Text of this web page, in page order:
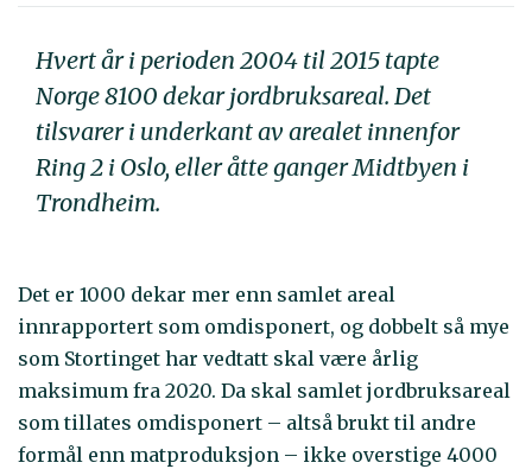
Hvert år i perioden 2004 til 2015 tapte
Norge 8100 dekar jordbruksareal. Det
tilsvarer i underkant av arealet innenfor
Ring 2 i Oslo, eller åtte ganger Midtbyen i
Trondheim.
Det er 1000 dekar mer enn samlet areal
innrapportert som omdisponert, og dobbelt så mye
som Stortinget har vedtatt skal være årlig
maksimum fra 2020. Da skal samlet jordbruksareal
som tillates omdisponert – altså brukt til andre
formål enn matproduksjon – ikke overstige 4000